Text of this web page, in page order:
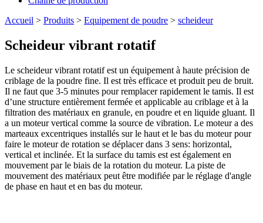
Accueil > Produits > Equipement de poudre > scheideur
Scheideur vibrant rotatif
Le scheideur vibrant rotatif est un équipement à haute précision de
criblage de la poudre fine. Il est très efficace et produit peu de bruit.
Il ne faut que 3-5 minutes pour remplacer rapidement le tamis. Il est
d’une structure entièrement fermée et applicable au criblage et à la
filtration des matériaux en granule, en poudre et en liquide gluant. Il
a un moteur vertical comme la source de vibration. Le moteur a des
marteaux excentriques installés sur le haut et le bas du moteur pour
faire le moteur de rotation se déplacer dans 3 sens: horizontal,
vertical et inclinée. Et la surface du tamis est est également en
mouvement par le biais de la rotation du moteur. La piste de
mouvement des matériaux peut être modifiée par le réglage d'angle
de phase en haut et en bas du moteur.